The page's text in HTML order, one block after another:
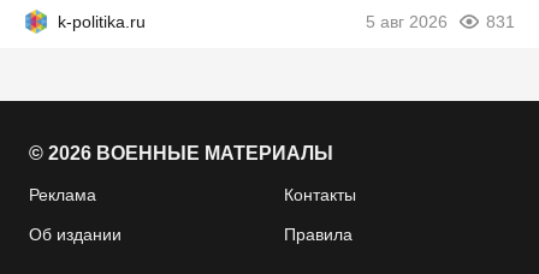
k-politika.ru 5 авг 2026 831
© 2026 ВОЕННЫЕ МАТЕРИАЛЫ
Реклама Контакты
Об издании Правила